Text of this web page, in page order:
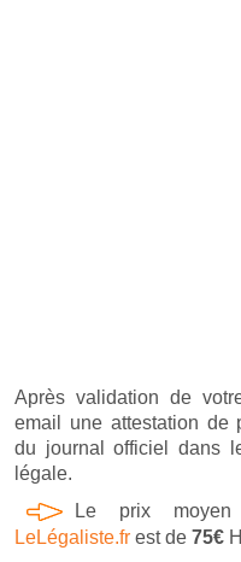
Après validation de
email une attestation de
du journal officiel dans
légale.
Le prix
LeLégaliste.fr est de 75€